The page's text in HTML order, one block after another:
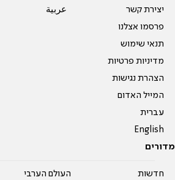
יצירת קשר
פרסמו אצלנו
תנאי שימוש
מדיניות פרטיות
הצהרת נגישות
המייל האדום
עברית
English
عربية
מדורים
חדשות
העולם הערבי